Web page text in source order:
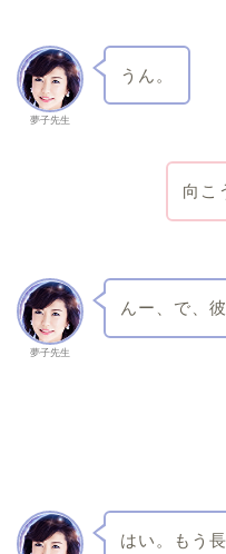
夢子先生
うん。
向こ
夢子先生
んー、で、
はい。もう